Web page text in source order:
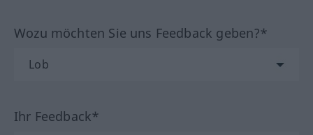
Wozu möchten Sie uns Feedback geben?*
Ihr Feedback*